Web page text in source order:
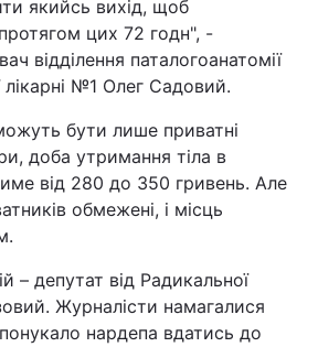
якийсь вихід, щоб
цих 72 годн", -
відділення паталогоанатомії
лікарні №1 Олег Садовий.
бути лише приватні
доба утримання тіла в
від 280 до 350 гривень. Але
обмежені, і місць
– депутат від Радикальної
Журналісти намагалися
нардепа вдатись до